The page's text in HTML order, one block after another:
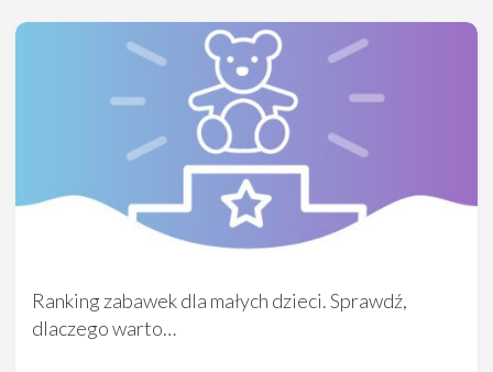
Ranking zabawek dla małych dzieci. Sprawdź,
dlaczego warto…